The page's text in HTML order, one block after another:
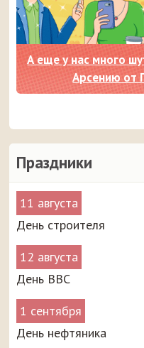
Праздники
11 августа
День строителя
12 августа
День ВВС
1 сентября
День нефтяника
А еще у нас много
Арсению от